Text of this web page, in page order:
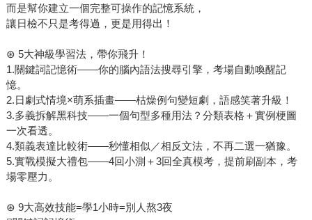
而是幫你建立一個完整可操作的記憶系統，
讓日檢不只是考得過，更是用得出！
⊛ 5大神級學習法，帶你飛升！
1.關鍵詞記憶術——你的腦內語法搜尋引擎，考場自動喚醒記
憶。
2.日劇式情境×萌系插畫——枯燥例句變短劇，語感笑著升級！
3.多義拆解黑科技——一個句型多種用法？分類表格＋實例梗圖
一次看透。
4.類義表達比較術——秒懂相似／相反文法，不再二選一猶豫。
5.實戰模擬大禮包——4回小測＋3回全真模考，提前刷副本，考
場零壓力。
⊛ 9大高效技能=學1小時=別人熬3夜